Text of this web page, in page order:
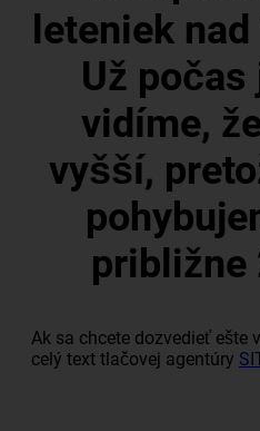
leteniek
Už počas
vidíme,
vyšší,
približne
Ak sa chcete dozvedieť ešte
celý text tlačovej agentúry